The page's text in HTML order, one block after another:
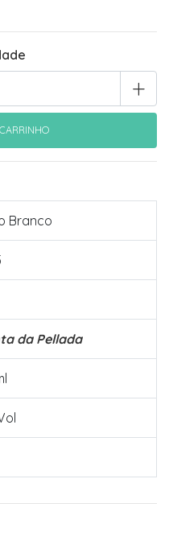
+
Branco
da Pellada